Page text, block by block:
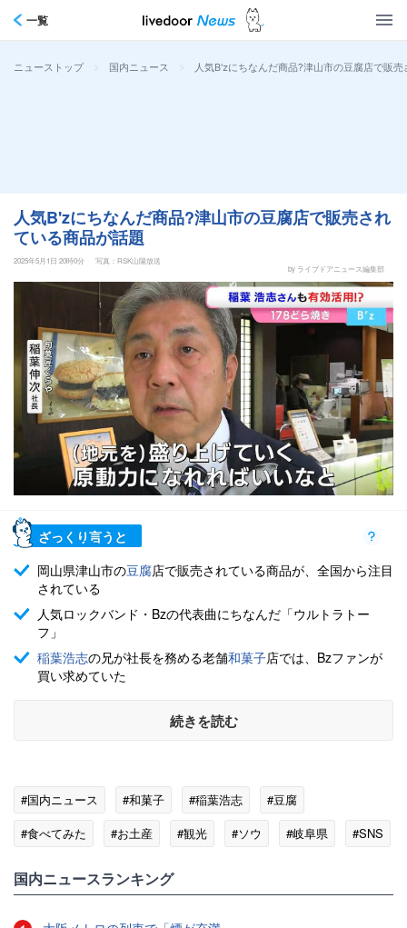
一覧
ニューストップ > 国内ニュース > 人気B'zにちなんだ商品?津山市の豆腐店で販
人気B'zにちなんだ商品?津山市の豆腐店で販売され
ている商品が話題
2025年5月1日 20時0分
写真：RSK山陽放送
by ライブドアニュース編集部
ざっくり言うと
岡山県津山市の豆腐店で販売されている商品が、全国から注目
されている
人気ロックバンド・Bzの代表曲にちなんだ「ウルトラトー
フ」
稲葉浩志の兄が社長を務める老舗和菓子店では、Bzファンが
買い求めていた
続きを読む
#国内ニュース #和菓子 #稲葉浩志
#豆腐
#食べてみた
#お土産 #観光 #ソウ #岐阜県 #SNS
国内ニュースランキング